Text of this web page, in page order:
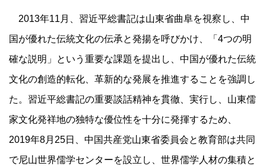
2013年11月、習近平総書記は山東省曲阜を視察し、中
国が優れた伝統文化の伝承と発揚を呼びかけ、「4つの明
確な説明」という重要な課題を提出し、中国が優れた伝統
文化の創造的転化、革新的な発展を推進することを強調し
た。習近平総書記の重要談話精神を貫徹、実行し、山東儒
家文化発祥地の独特な優位性を十分に発揮するため、
2019年8月25日、中国共産党山東省委員会と教育部は共同
で尼山世界儒学センターを設立し、世界儒学人材の集積と